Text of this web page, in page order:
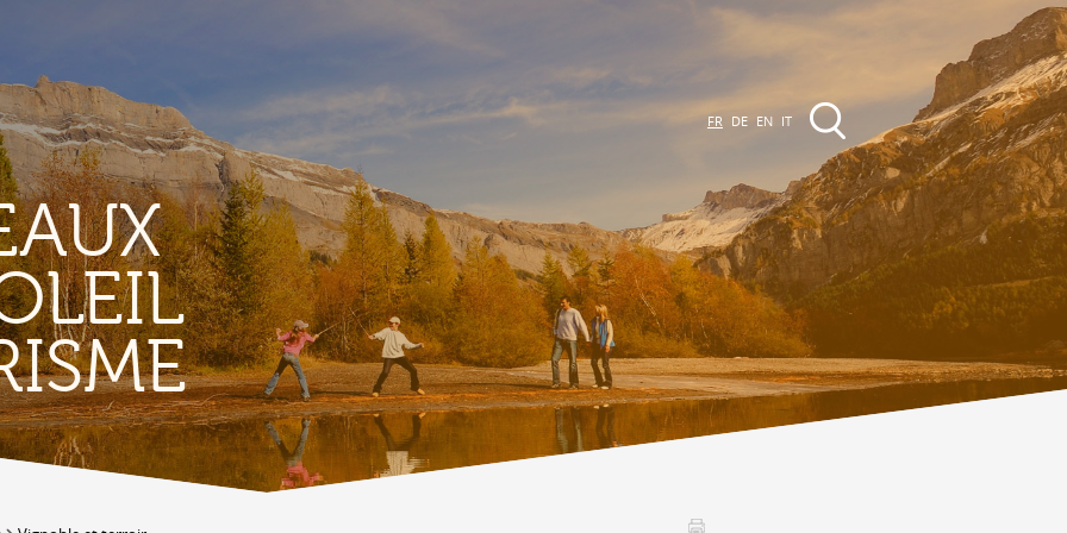
TERROIR &
PATRIMOINE
Vignoble & parcours viticoles
Produits et magasins du terroir
Bourg de Conthey
Eglises & chapelles
Vestiges gallo-romains d'Ardon
EVÈNEMENTS &
ACTIVITÉS
Activités dans la région
Promenades
Agenda des Manifestations
FR DE EN IT